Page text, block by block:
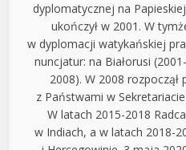
dyplomatycznej na
ukończył w 2001. W
w dyplomacji watykańskiej
nuncjatur: na Białorusi
2008). W 2008 rozpoczął
z Państwami w
W latach 2015-2018
w Indiach, a w latach 2018-